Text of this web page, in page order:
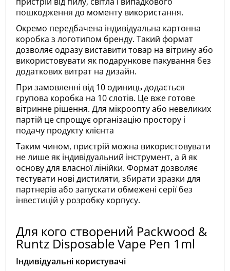
пошкодження до моменту використання.
Окремо передбачена індивідуальна картонна
коробка з логотипом бренду. Такий формат
дозволяє одразу виставити товар на вітрину або
використовувати як подарункове пакування без
додаткових витрат на дизайн.
При замовленні від 10 одиниць додається
групова коробка на 10 слотів. Це вже готове
вітринне рішення. Для мікроопту або невеликих
партій це спрощує організацію простору і
подачу продукту клієнта
Таким чином, пристрій можна використовувати
не лише як індивідуальний інструмент, а й як
основу для власної лінійки. Формат дозволяє
тестувати нові дистиляти, збирати зразки для
партнерів або запускати обмежені серії без
інвестицій у розробку корпусу.
Для кого створений Packwood &
Runtz Disposable Vape Pen 1ml
Індивідуальні користувачі